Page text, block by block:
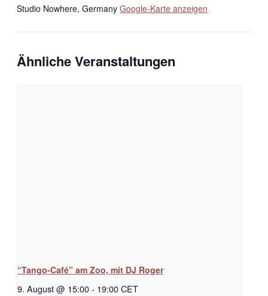
Studio Nowhere, Germany Google-Karte anzeigen
Ähnliche Veranstaltungen
“Tango-Café” am Zoo, mit DJ Roger
9. August @ 15:00- 19:00CET